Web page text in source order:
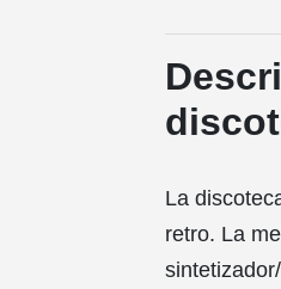
La
retro. La